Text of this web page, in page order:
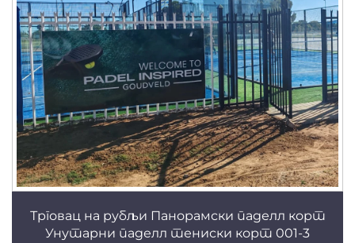
Трговац на рубљи Панорамски паделл корт
Унутарни паделл тениски корт 001-3